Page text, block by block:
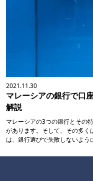
2021.11.30
マレーシアの銀行で口
解説
マレーシアの3つの銀行とその
があります。そして、その多
は、銀行選びで失敗しないよう
で最大手の銀行Maybank（メ